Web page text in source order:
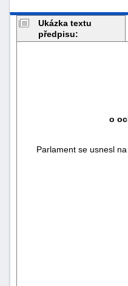
Ukázka textu
předpisu:
o
Parlament se usnesl na